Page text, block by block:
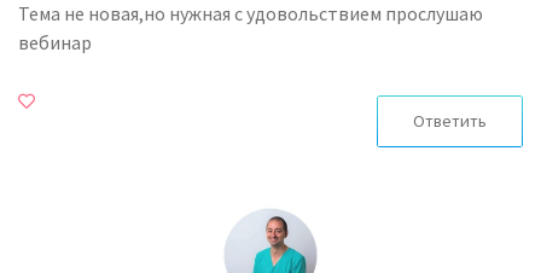
Тема не новая,но нужная с удовольствием прослушаю
вебинар
Ответить